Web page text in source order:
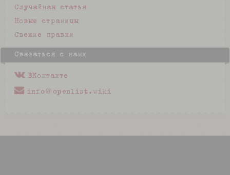
Случайная статья
Новые страницы
Свежие правки
Связаться с нами
ВКонтакте
info@openlist.wiki